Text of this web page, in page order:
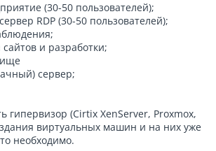
(30-50 пользователей);
RDP (30-50 пользователей);
и разработки;
сервер;
гипервизор (Cirtix XenServer, Proxmox,
виртуальных машин и на них уже
необходимо.